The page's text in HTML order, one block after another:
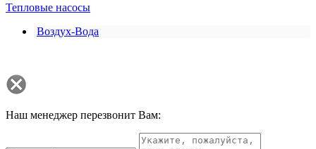
Тепловые насосы
Воздух-Вода
Наш менеджер перезвонит Вам: